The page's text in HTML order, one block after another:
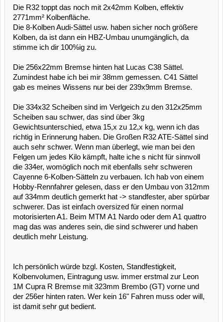
Die R32 toppt das noch mit 2x42mm Kolben, effektiv
2771mm² Kolbenfläche.
Die 8-Kolben Audi-Sättel usw. haben sicher noch größere
Kolben, da ist dann ein HBZ-Umbau unumgänglich, da
stimme ich dir 100%ig zu.
Die 256x22mm Bremse hinten hat Lucas C38 Sättel.
Zumindest habe ich bei mir 38mm gemessen. C41 Sättel
gab es meines Wissens nur bei der 239x9mm Bremse.
Die 334x32 Scheiben sind im Verlgeich zu den 312x25mm
Scheiben sau schwer, das sind über 3kg
Gewichtsunterschied, etwa 15,x zu 12,x kg, wenn ich das
richtig in Erinnerung haben. Die Großen R32 ATE-Sättel sind
auch sehr schwer. Wenn man überlegt, wie man bei den
Felgen um jedes Kilo kämpft, halte iche s nicht für sinnvoll
die 334er, womöglich noch mit ebenfalls sehr schweren
Cayenne 6-Kolben-Sätteln zu verbauen. Ich hab von einem
Hobby-Rennfahrer gelesen, dass er den Umbau von 312mm
auf 334mm deutlich gemerkt hat -> standfester, aber spürbar
schwerer. Das ist einfach oversized für einen normal
motorisierten A1. Beim MTM A1 Nardo oder dem A1 quattro
mag das was anderes sein, die sind schwerer und haben
deutlich mehr Leistung.
Ich persönlich würde bzgl. Kosten, Standfestigkeit,
Kolbenvolumen, Eintragung usw. immer erstmal zur Leon
1M Cupra R Bremse mit 323mm Brembo (GT) vorne und
der 256er hinten raten. Wer kein 16" Fahren muss oder will,
ist damit sehr gut bedient.